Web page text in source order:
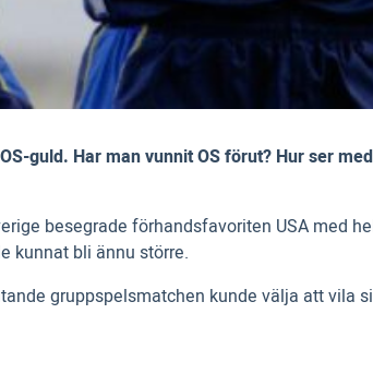
guld. Har man vunnit OS förut? Hur ser
besegrade förhandsfavoriten USA med
kunnat bli ännu större.
gruppspelsmatchen kunde välja att vila